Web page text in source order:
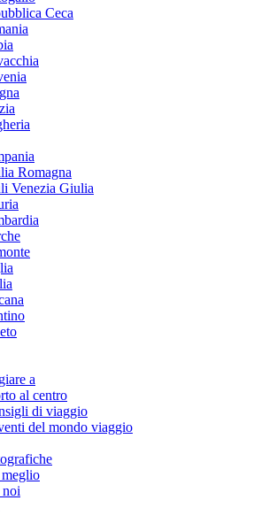
Ceca
Romagna
Venezia Giulia
a
al centro
di viaggio
del mondo viaggio
noi